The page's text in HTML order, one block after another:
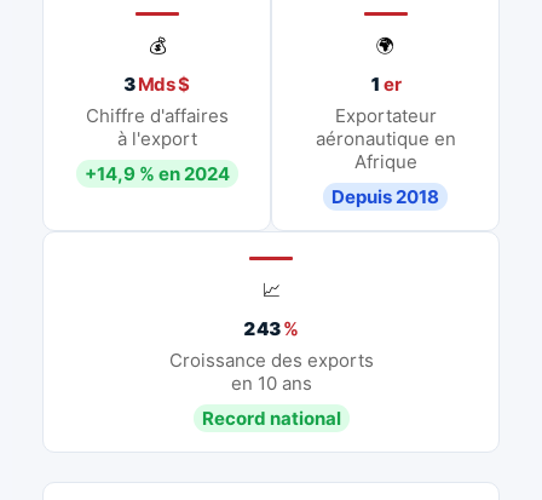
💰
3Mds $
Chiffre d'affaires
à l'export
+14,9 % en 2024
🌍
1 er
Exportateur
aéronautique en
Afrique
Depuis 2018
📈
243%
Croissance des exports
en 10 ans
Record national